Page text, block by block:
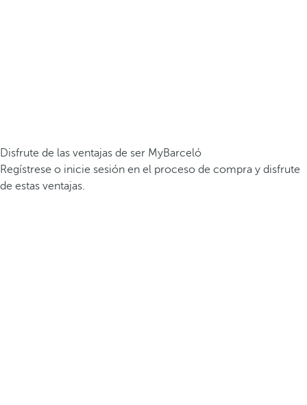
Disfrute de las ventajas de ser MyBarceló
Regístrese o inicie sesión en el proceso de compra y disfrute
de estas ventajas.